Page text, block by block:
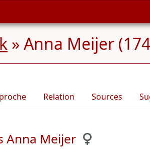
» Anna Meijer
Relation Sources
Anna Meijer